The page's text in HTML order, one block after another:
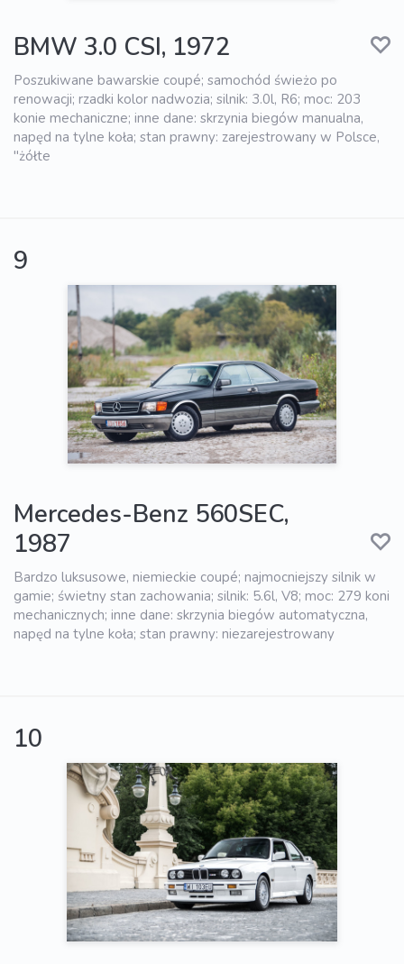
BMW 3.0 CSI, 1972
Poszukiwane bawarskie coupé; samochód świeżo po
renowacji; rzadki kolor nadwozia; silnik: 3.0l, R6; moc: 203
konie mechaniczne; inne dane: skrzynia biegów manualna,
napęd na tylne koła; stan prawny: zarejestrowany w Polsce,
"żółte
9
Mercedes-Benz 560SEC,
1987
Bardzo luksusowe, niemieckie coupé; najmocniejszy silnik w
gamie; świetny stan zachowania; silnik: 5.6l, V8; moc: 279 koni
mechanicznych; inne dane: skrzynia biegów automatyczna,
napęd na tylne koła; stan prawny: niezarejestrowany
10